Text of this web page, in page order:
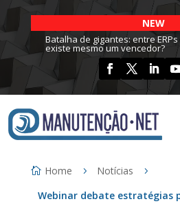
NEW
Batalha de gigantes: entre
existe mesmo um vencedor?
Home
Notícias
Webinar debate estratégias